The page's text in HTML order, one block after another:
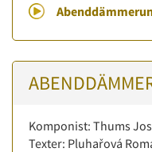
Komponist: Thums
Texter: Pluhařová